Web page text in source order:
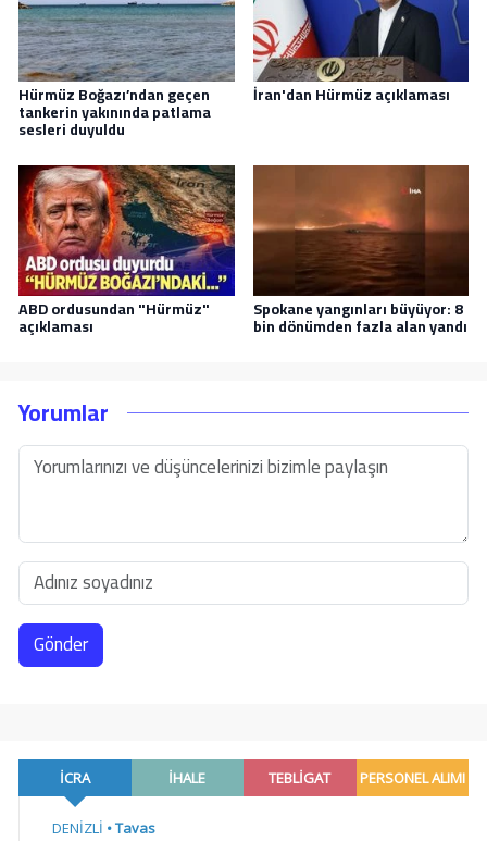
Hürmüz Boğazı’ndan geçen
tankerin yakınında patlama
sesleri duyuldu
İran'dan Hürmüz açıklaması
ABD ordusundan "Hürmüz"
açıklaması
Spokane yangınları büyüyor: 8
bin dönümden fazla alan yandı
Yorumlar
Gönder